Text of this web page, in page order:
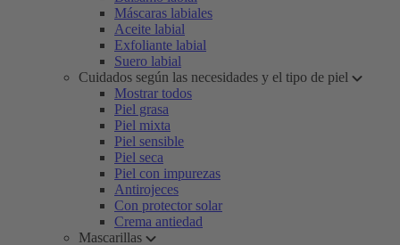
Máscaras labiales
Aceite labial
Exfoliante labial
Suero labial
Cuidados según las necesidades y el tipo de piel
Mostrar todos
Piel grasa
Piel mixta
Piel sensible
Piel seca
Piel con impurezas
Antirojeces
Con protector solar
Crema antiedad
Mascarillas